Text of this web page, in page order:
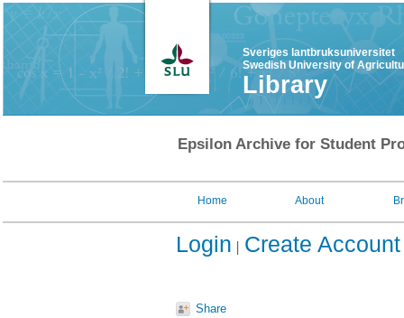
Sveriges lantbruksuniversitet
Swedish University of
Library
Epsilon Archive for Student
Home About
Login Create Account
Share